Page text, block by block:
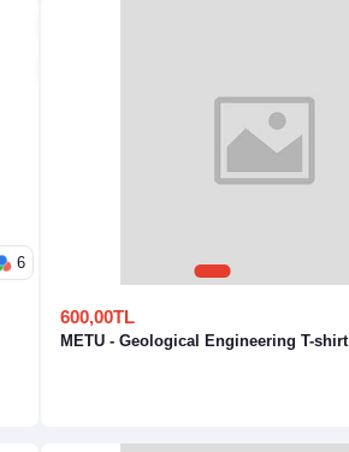
6
1
600,00TL
METU - Geological Engineering T-shirt